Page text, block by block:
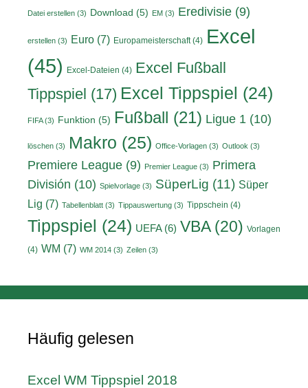
Datei erstellen (3) Download (5) EM (3) Eredivisie (9)
erstellen (3) Euro (7) Europameisterschaft(4) Excel
(45)
Excel-Dateien (4) Excel Fußball
Tippspiel (17) Excel Tippspiel (24)
FIFA(3) Funktion (5) Fußball (21) Ligue 1 (10)
löschen (3) Makro (25) Office-Vorlagen (3) Outlook (3)
Premiere League (9) Premier League (3) Primera
División (10) Spielvorlage (3) SüperLig (11) Süper
Lig (7) Tabellenblatt (3) Tippauswertung (3) Tippschein (4)
Tippspiel (24) UEFA(6) VBA(20) Vorlagen
(4) WM (7) WM 2014 (3) Zeilen (3)
Häufig gelesen
Excel WM Tippspiel 2018